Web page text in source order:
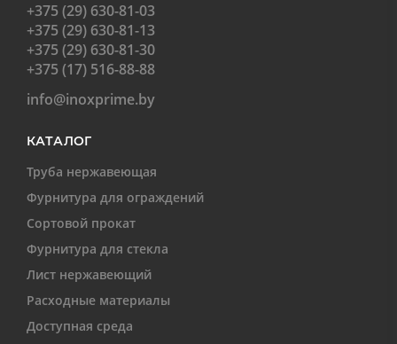
+375 (29) 630-81-03
+375 (29) 630-81-13
+375 (29) 630-81-30
+375 (17) 516-88-88
info@inoxprime.by
КАТАЛОГ
Труба нержавеющая
Фурнитура для ограждений
Сортовой прокат
Фурнитура для стекла
Лист нержавеющий
Расходные материалы
Доступная среда